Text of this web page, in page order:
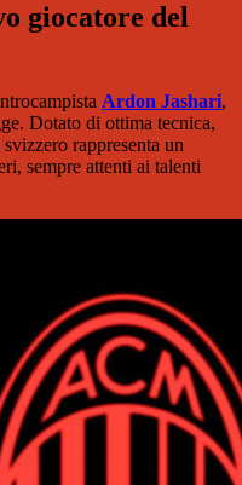
giocatore del
Ardon Jashari,
Dotato di ottima tecnica,
rappresenta un
sempre attenti ai talenti